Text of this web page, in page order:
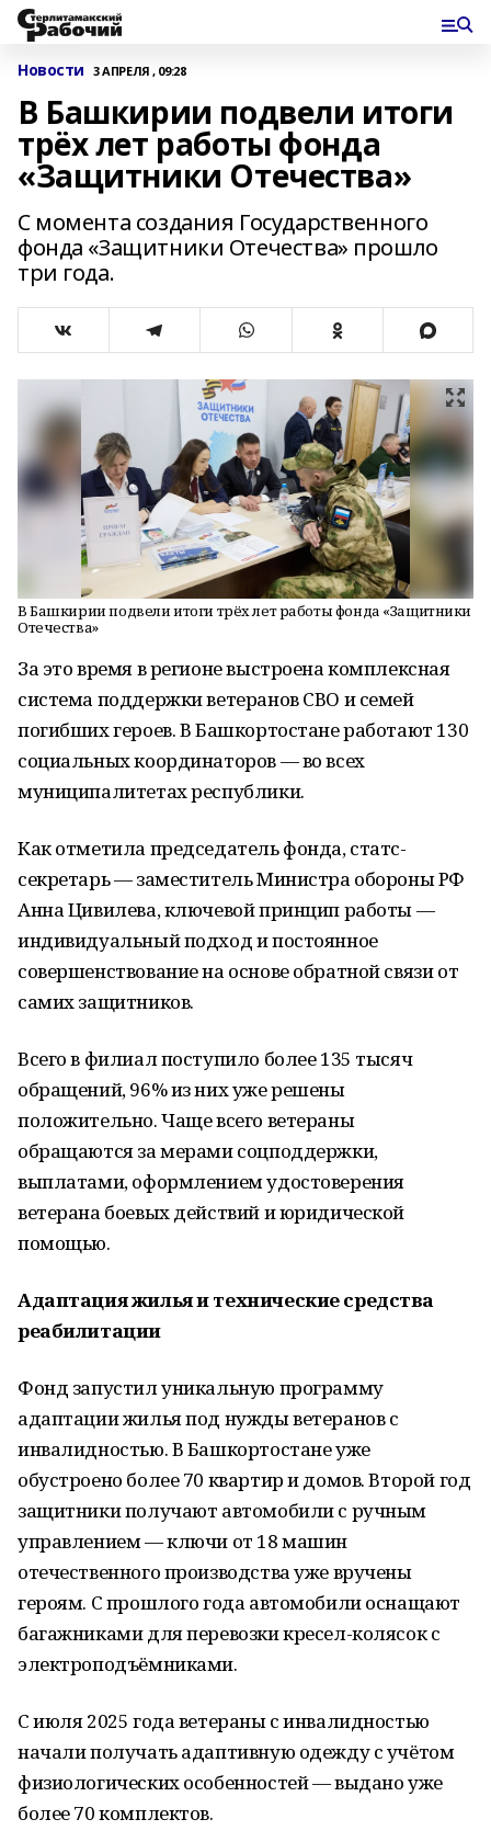
Новости 3 АПРЕЛЯ , 09:28
В Башкирии подвели итоги
трёх лет работы фонда
«Защитники Отечества»
С момента создания Государственного
фонда «Защитники Отечества» прошло
три года.
В Башкирии подвели итоги трёх лет работы фонда «Защитники
Отечества»
За это время в регионе выстроена комплексная
система поддержки ветеранов СВО и семей
погибших героев. В Башкортостане работают 130
социальных координаторов — во всех
муниципалитетах республики.
Как отметила председатель фонда, статс-
секретарь — заместитель Министра обороны РФ
Анна Цивилева, ключевой принцип работы —
индивидуальный подход и постоянное
совершенствование на основе обратной связи от
самих защитников.
Всего в филиал поступило более 135 тысяч
обращений, 96% из них уже решены
положительно. Чаще всего ветераны
обращаются за мерами соцподдержки,
выплатами, оформлением удостоверения
ветерана боевых действий и юридической
помощью.
Адаптация жилья и технические средства
реабилитации
Фонд запустил уникальную программу
адаптации жилья под нужды ветеранов с
инвалидностью. В Башкортостане уже
обустроено более 70 квартир и домов. Второй год
защитники получают автомобили с ручным
управлением — ключи от 18 машин
отечественного производства уже вручены
героям. С прошлого года автомобили оснащают
багажниками для перевозки кресел-колясок с
электроподъёмниками.
С июля 2025 года ветераны с инвалидностью
начали получать адаптивную одежду с учётом
физиологических особенностей — выдано уже
более 70 комплектов.